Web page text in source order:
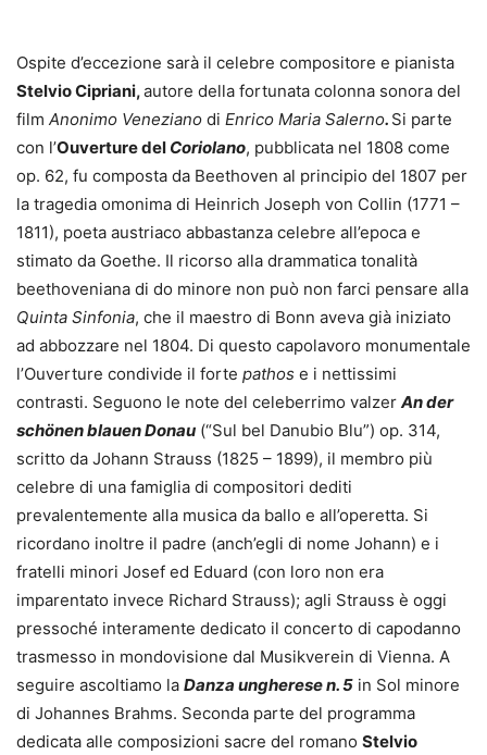
Ospite d’eccezione sarà il celebre compositore e pianista
Stelvio Cipriani,autore della fortunata colonna sonora del
film Anonimo Veneziano di Enrico Maria Salerno. Si parte
con l’Ouverture del Coriolano, pubblicata nel 1808 come
op. 62, fu composta da Beethoven al principio del 1807 per
la tragedia omonima di Heinrich Joseph von Collin (1771 –
1811), poeta austriaco abbastanza celebre all’epoca e
stimato da Goethe. Il ricorso alla drammatica tonalità
beethoveniana di do minore non può non farci pensare alla
Quinta Sinfonia, che il maestro di Bonn aveva già iniziato
ad abbozzare nel 1804. Di questo capolavoro monumentale
l’Ouverture condivide il forte pathos e i nettissimi
contrasti. Seguono le note del celeberrimo valzer An der
schönen blauen Donau (“Sul bel Danubio Blu”) op. 314,
scritto da Johann Strauss (1825 – 1899), il membro più
celebre di una famiglia di compositori dediti
prevalentemente alla musica da ballo e all’operetta. Si
ricordano inoltre il padre (anch’egli di nome Johann) e i
fratelli minori Josef ed Eduard (con loro non era
imparentato invece Richard Strauss); agli Strauss è oggi
pressoché interamente dedicato il concerto di capodanno
trasmesso in mondovisione dal Musikverein di Vienna. A
seguire ascoltiamo la Danza ungherese n. 5 in Sol minore
di Johannes Brahms. Seconda parte del programma
dedicata alle composizioni sacre del romano Stelvio